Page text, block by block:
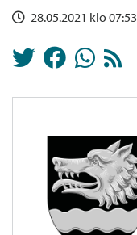
28.05.2021 klo 07:53